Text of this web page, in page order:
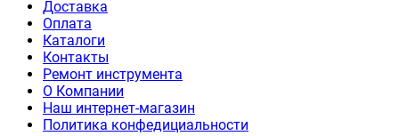
Доставка
Оплата
Каталоги
Контакты
Ремонт инструмента
О Компании
Наш интернет-магазин
Политика конфедициальности